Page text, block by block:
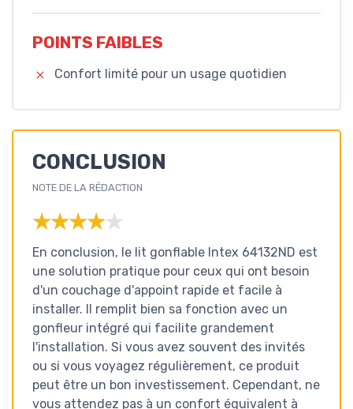
POINTS FAIBLES
Confort limité pour un usage quotidien
CONCLUSION
NOTE DE LA RÉDACTION
★★★★★
★★★★★
En conclusion, le lit gonflable Intex 64132ND est
une solution pratique pour ceux qui ont besoin
d'un couchage d'appoint rapide et facile à
installer. Il remplit bien sa fonction avec un
gonfleur intégré qui facilite grandement
l'installation. Si vous avez souvent des invités
ou si vous voyagez régulièrement, ce produit
peut être un bon investissement. Cependant, ne
vous attendez pas à un confort équivalent à